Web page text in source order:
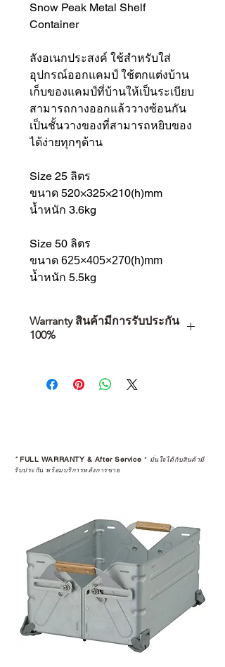
Snow Peak Metal Shelf
Container
ลังอเนกประสงค์ ใช้สำหรับใส่
อุปกรณ์ออกแคมป์ ใช้ตกแต่งบ้าน
เก็บของแคมป์ที่บ้านให้เป็นระเบียบ
สามารถกางออกแล้ววางซ้อนกัน
เป็นชั้นวางของที่สามารถหยิบของ
ได้ง่ายทุกๆด้าน
Size 25 ลิตร
ขนาด 520×325×210(h)mm
น้ำหนัก 3.6kg
Size 50 ลิตร
ขนาด 625×405×270(h)mm
น้ำหนัก 5.5kg
Warranty สินค้ามีการรับประกัน
100%
คุณตัดสินใจซื้อ แต่รวมไปถึง
“ประสบการณ์หลังการใช้งาน” ใน
STUDIO และร้านตัวแทนจำหน่ายที่
ได้รับการแต่งตั้งอย่างเป็นทางการ จะ
เป็นการให้คำแนะนำ การดูแลสินค้า
หรือการแก้ไขปัญหาที่อาจเกิดขึ้นใน
อนาคต
ก่อนตัดสินใจซื้อสินค้า เราอยาก
แนะนำให้คุณสอบถามทุกครั้งว่า ร้าน
ค้าที่คุณกำลังเลือกซื้อนั้น มีการรับ
ประกันสินค้าจากตัวแทนจำหน่าย
อย่างเป็นทางการหรือไม่ เพื่อให้คุณ
*FULL WARRANTY & After Service * มั่นใจได้กับสินค้ามี
รับประกัน พร้อมบริการหลังการขาย